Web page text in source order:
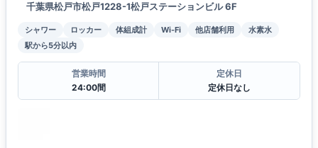
千葉県松戸市松戸1228-1松戸ステーションビル 6F
シャワー ロッカー 体組成計 Wi-Fi 他店舗利用
水素水
駅から5分以内
営業時間
24:00間
定休日
定休日なし